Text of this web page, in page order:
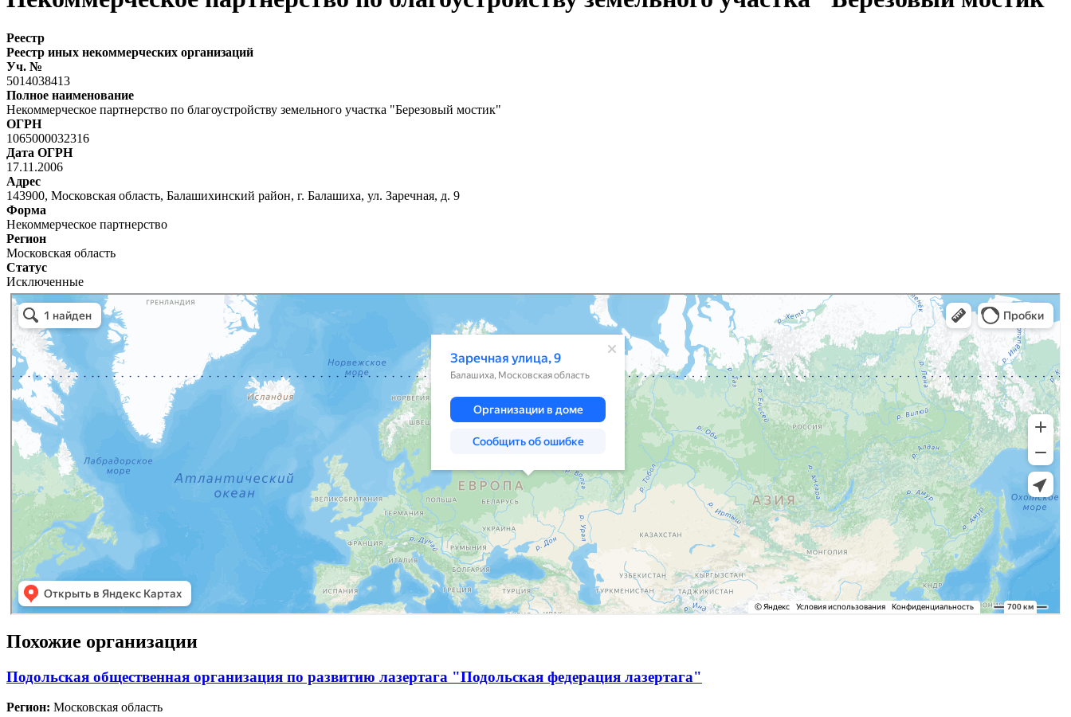
Реестр
Реестр иных некоммерческих организаций
Уч. №
5014038413
Полное наименование
Некоммерческое партнерство по благоустройству земельного участка "Березовый мостик"
ОГРН
1065000032316
Дата ОГРН
17.11.2006
Адрес
143900, Московская область, Балашихинский район, г. Балашиха, ул. Заречная, д. 9
Форма
Некоммерческое партнерство
Регион
Московская область
Статус
Исключенные
Похожие организации
Подольская общественная организация по развитию лазертага "Подольская федерация лазертага"
Регион: Московская область